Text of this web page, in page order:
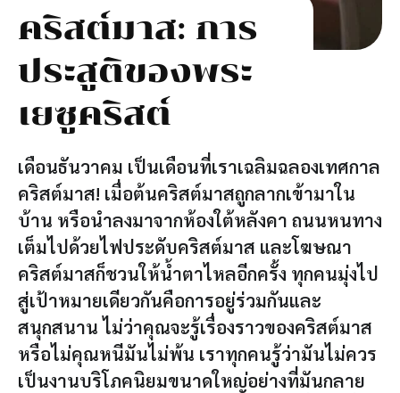
คริสต์มาส: การ
ประสูติของพระ
เยซูคริสต์
เดือนธันวาคม เป็นเดือนที่เราเฉลิมฉลองเทศกาล
คริสต์มาส! เมื่อต้นคริสต์มาสถูกลากเข้ามาใน
บ้าน หรือนำลงมาจากห้องใต้หลังคา ถนนหนทาง
เต็มไปด้วยไฟประดับคริสต์มาส และโฆษณา
คริสต์มาสก็ชวนให้น้ำตาไหลอีกครั้ง ทุกคนมุ่งไป
สู่เป้าหมายเดียวกันคือการอยู่ร่วมกันและ
สนุกสนาน ไม่ว่าคุณจะรู้เรื่องราวของคริสต์มาส
หรือไม่คุณหนีมันไม่พ้น เราทุกคนรู้ว่ามันไม่ควร
เป็นงานบริโภคนิยมขนาดใหญ่อย่างที่มันกลาย